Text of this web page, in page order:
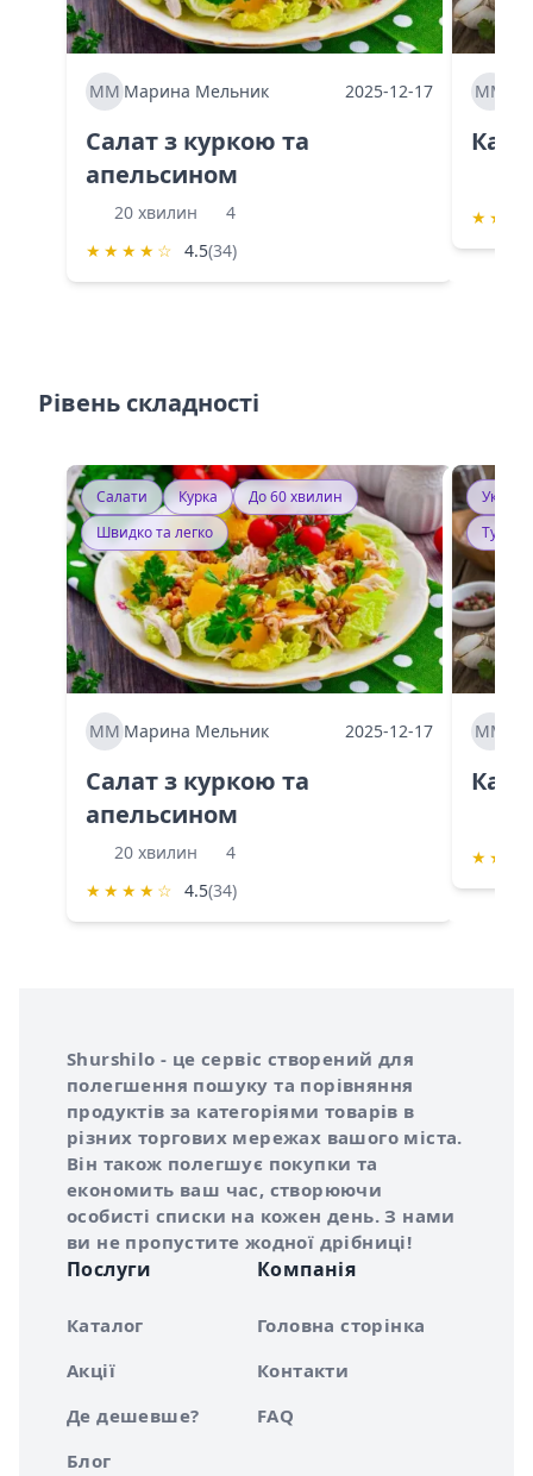
ММ Марина Мельник 2025-12-17
Салат з куркою та
апельсином
20 хвилин
4
★ ★ ★ ★ ☆ 4.5(34)
ММ
★ ★
Рівень складності
Салати Курка
До 60 хвилин
Швидко та легко
ММ Марина Мельник 2025-12-17
Салат з куркою та
апельсином
20 хвилин
4
★ ★ ★ ★ ☆ 4.5(34)
ММ
★ ★
Про сервіс Shurshilo
Shurshilo - це сервіс створений для
полегшення пошуку та порівняння
продуктів за категоріями товарів в
різних торгових мережах вашого міста.
Він також полегшує покупки та
економить ваш час, створюючи
особисті списки на кожен день. З нами
ви не пропустите жодної дрібниці!
Послуги
Каталог
Акції
Де дешевше?
Блог
Компанія
Головна сторінка
Контакти
FAQ